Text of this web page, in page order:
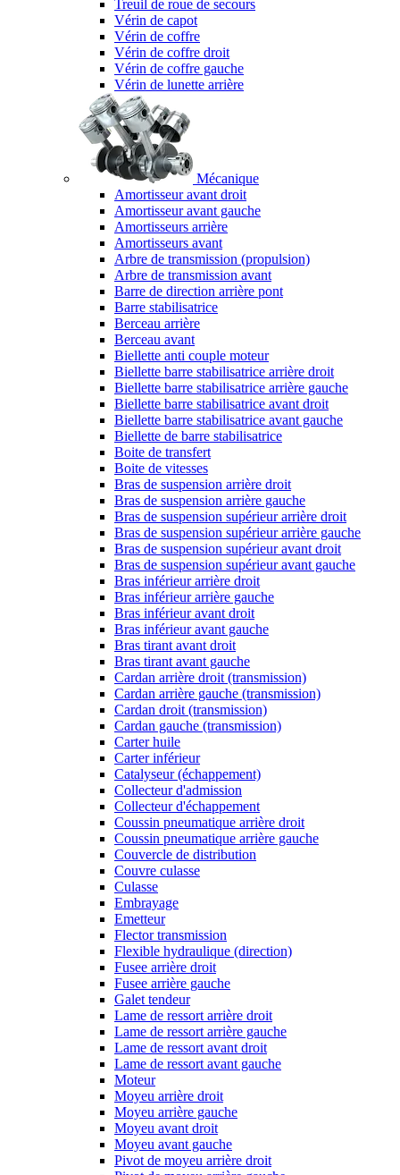
Treuil de roue de secours
Vérin de capot
Vérin de coffre
Vérin de coffre droit
Vérin de coffre gauche
Vérin de lunette arrière
Mécanique
Amortisseur avant droit
Amortisseur avant gauche
Amortisseurs arrière
Amortisseurs avant
Arbre de transmission (propulsion)
Arbre de transmission avant
Barre de direction arrière pont
Barre stabilisatrice
Berceau arrière
Berceau avant
Biellette anti couple moteur
Biellette barre stabilisatrice arrière droit
Biellette barre stabilisatrice arrière gauche
Biellette barre stabilisatrice avant droit
Biellette barre stabilisatrice avant gauche
Biellette de barre stabilisatrice
Boite de transfert
Boite de vitesses
Bras de suspension arrière droit
Bras de suspension arrière gauche
Bras de suspension supérieur arrière droit
Bras de suspension supérieur arrière gauche
Bras de suspension supérieur avant droit
Bras de suspension supérieur avant gauche
Bras inférieur arrière droit
Bras inférieur arrière gauche
Bras inférieur avant droit
Bras inférieur avant gauche
Bras tirant avant droit
Bras tirant avant gauche
Cardan arrière droit (transmission)
Cardan arrière gauche (transmission)
Cardan droit (transmission)
Cardan gauche (transmission)
Carter huile
Carter inférieur
Catalyseur (échappement)
Collecteur d'admission
Collecteur d'échappement
Coussin pneumatique arrière droit
Coussin pneumatique arrière gauche
Couvercle de distribution
Couvre culasse
Culasse
Embrayage
Emetteur
Flector transmission
Flexible hydraulique (direction)
Fusee arrière droit
Fusee arrière gauche
Galet tendeur
Lame de ressort arrière droit
Lame de ressort arrière gauche
Lame de ressort avant droit
Lame de ressort avant gauche
Moteur
Moyeu arrière droit
Moyeu arrière gauche
Moyeu avant droit
Moyeu avant gauche
Pivot de moyeu arrière droit